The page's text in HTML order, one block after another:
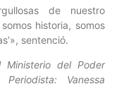
de nuestro
historia, somos
sentenció.
Ministerio del Poder
Vanessa